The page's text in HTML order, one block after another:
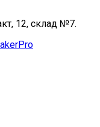
12, склад №7.